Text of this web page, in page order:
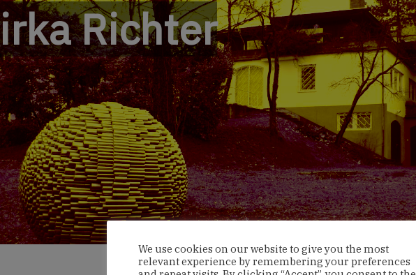
Richter
We use cookies on our website to give you the most
relevant experience by remembering your preferences